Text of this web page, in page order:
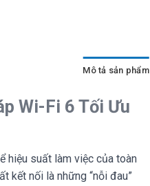
Mô tả sản phẩm
Wi-Fi 6 Tối Ưu
hiệu suất làm việc của toàn
kết nối là những “nỗi đau”